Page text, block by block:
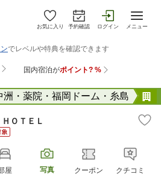
お気に入り 予約確認 ログイン メニュー
洲・薬院・福岡ドーム・糸島
ＯＴＥＬ
屋 写真 クーポン クチコミ